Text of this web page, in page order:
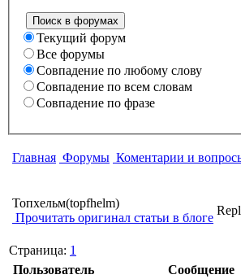
Текущий форум
Все форумы
Совпадение по любому слову
Совпадение по всем словам
Совпадение по фразе
Главная Форумы Коментарии и
Топхельм(topfhelm)
Прочитать оригинал статьи в блоге
Страница: 1
Пользователь
Сообщение